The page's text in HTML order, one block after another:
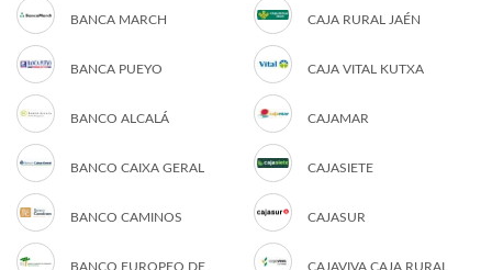
BANCA MARCH
BANCA PUEYO
BANCO ALCALÁ
BANCO CAIXA GERAL
BANCO CAMINOS
BANCO EUROPEO DE
CAJA RURAL JAÉN
CAJA VITAL KUTXA
CAJAMAR
CAJASIETE
CAJASUR
CAJAVIVA CAJA RURAL